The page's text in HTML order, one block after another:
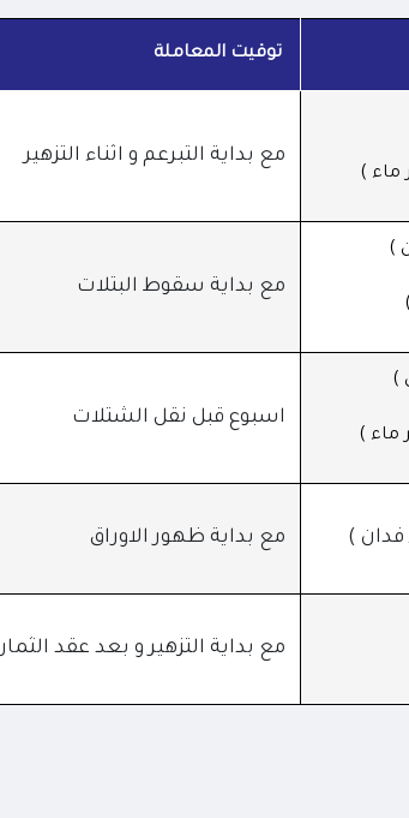
توقيت المعاملة
مع بداية التبرعم و اثناء التزهير
مع بداية سقوط البتلات
اسبوع قبل نقل الشتلات
مع بداية ظهور الاوراق
مع بداية التزهير و بعد عقد الثمار